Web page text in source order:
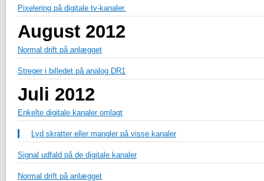
Pixelering på digitale tv-kanaler.
August 2012
Normal drift på anlægget
Streger i billedet på analog DR1
Juli 2012
Enkelte digitale kanaler omlagt
Lyd skratter eller mangler på visse kanaler
Signal udfald på de digitale kanaler
Normal drift på anlægget